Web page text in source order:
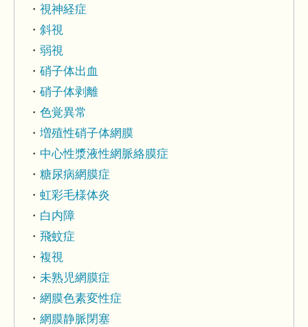
視神経症
斜視
弱視
硝子体出血
硝子体剥離
色覚異常
増殖性硝子体網膜
中心性漿液性網脈絡膜症
糖尿病網膜症
虹彩毛様体炎
白内障
飛蚊症
複視
未熟児網膜症
網膜色素変性症
網膜静脈閉塞